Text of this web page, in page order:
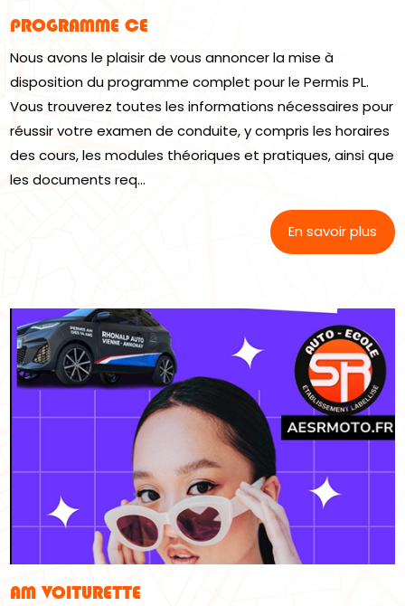
PROGRAMME CE
Nous avons le plaisir de vous annoncer la mise à
disposition du programme complet pour le Permis PL.
Vous trouverez toutes les informations nécessaires pour
réussir votre examen de conduite, y compris les horaires
des cours, les modules théoriques et pratiques, ainsi que
les documents req...
En savoir plus
AM VOITURETTE